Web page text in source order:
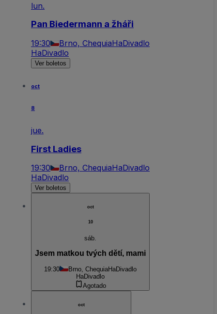
lun.
Pan Biedermann a žháři
19:30 Brno, ChequiaHaDivadlo
HaDivadlo
Ver boletos
oct
8
jue.
First Ladies
19:30 Brno, ChequiaHaDivadlo
HaDivadlo
Ver boletos
oct
10
sáb.
Jsem matkou tvých dětí, mami
19:30 Brno, ChequiaHaDivadlo
HaDivadlo
Agotado
oct